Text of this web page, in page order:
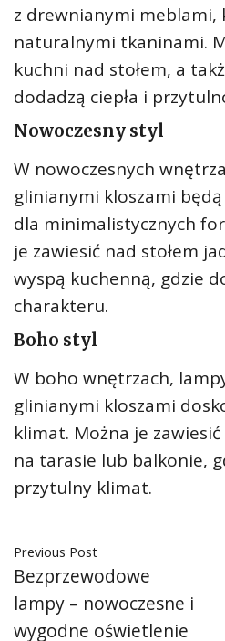
z drewnianymi meblami,
naturalnymi tkaninami.
kuchni nad stołem, a
dodadzą ciepła i
Nowoczesny styl
W nowoczesnych
glinianymi kloszami
dla minimalistycznych
je zawiesić nad stołem
wyspą kuchenną, gdzie
charakteru.
Boho styl
W boho wnętrzach,
glinianymi kloszami
klimat. Można je
na tarasie lub balkonie,
przytulny klimat.
Previous Post
Bezprzewodowe
lampy – nowoczesne i
wygodne oświetlenie